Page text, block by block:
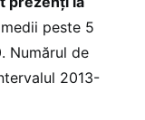
peste 5
Numărul de
2013-